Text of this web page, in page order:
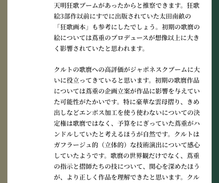
天明狂歌ブームがあったからと推察できます。狂歌
絵3部作以前にすでに出版されていた太田南畝の
「狂歌画本」も参考にしたでしょう。初期の歌麿の
絵については蔦重のプロデュースが想像以上に大き
く影響されていたと思われます。
クルトの歌麿への高評価がジャポネスクブームに大
いに役立ってきていると思います。初期の歌麿作品
については蔦重の企画立案が作品に影響を与えてい
た可能性がたかいです。特に豪華な雲母摺り、きめ
出しなどエンボス加工を使う使わないについての決
定権は歌麿ではなく、予算をにぎっていた蔦重がハ
ンドルしていたと考えるほうが自然です。クルトは
ガフラージュ的（立体的）な技術演出について感心
していたようです。歌麿の世界観だけでなく、蔦重
の指示と摺師たちの技について、関心を深めたほう
が、より正しく作品を理解できたと思います。クル